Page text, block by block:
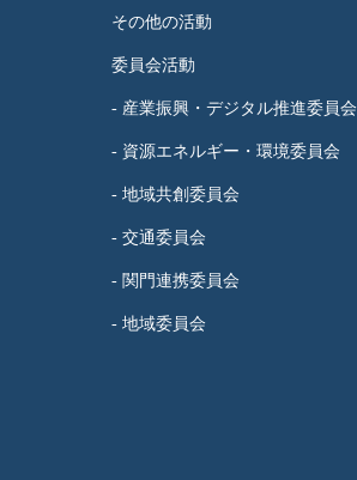
その他の活動
委員会活動
- 産業振興・デジタル推進委員会
- 資源エネルギー・環境委員会
- 地域共創委員会
- 交通委員会
- 関門連携委員会
- 地域委員会